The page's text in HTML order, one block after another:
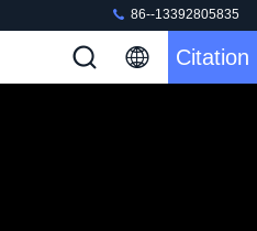
86--13392805835
Citation